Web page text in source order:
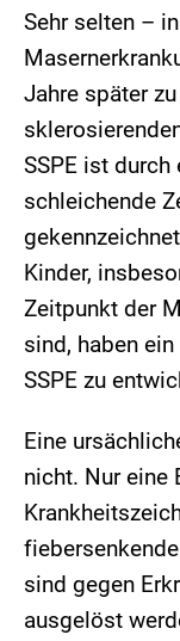
Sehr selten –
Jahre später
SSPE ist
schleichende
Kinder,
Zeitpunkt der
sind, haben
SSPE zu
Eine
nicht. Nur eine
sind gegen
ausgelöst